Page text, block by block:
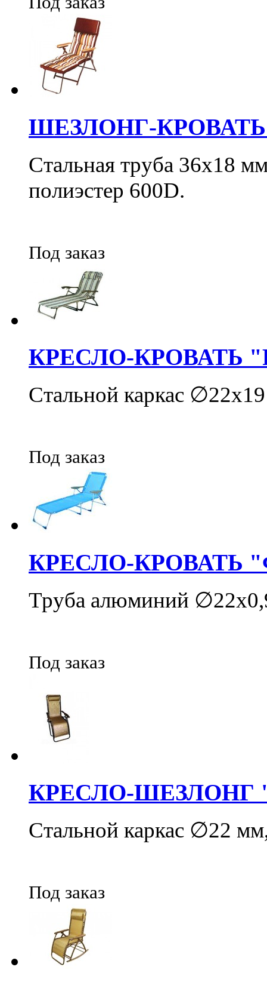
ШЕЗЛОНГ-
Стальная труба 36х18
полиэстер 600D.
Под заказ
КРЕСЛО-КРОВАТЬ
Стальной каркас
Под заказ
КРЕСЛО-КРОВАТЬ
Труба алюминий
Под заказ
КРЕСЛО-
Стальной каркас ∅22
Под заказ